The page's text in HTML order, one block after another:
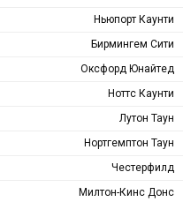
Ньюпорт Каунти
Бирмингем Сити
Оксфорд Юнайтед
Ноттс Каунти
Лутон Таун
Нортгемптон Таун
Честерфилд
Милтон-Кинс Донс